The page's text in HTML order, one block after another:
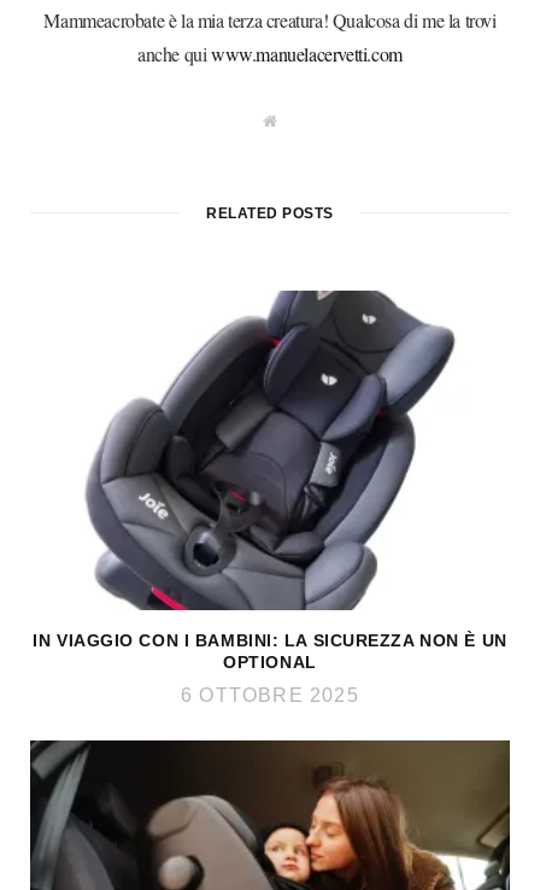
Mammeacrobate è la mia terza creatura! Qualcosa di me la trovi
anche quiwww.manuelacervetti.com
W
e
RELATED POSTS
IN VIAGGIO CON I BAMBINI: LA SICUREZZA NON È UN
OPTIONAL
6 OTTOBRE 2025